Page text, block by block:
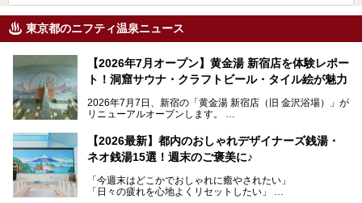
東京都のニフティ温泉ニュース
【2026年7月オープン】黄金湯 新宿店を体験レポー
ト！洞窟サウナ・クラフトビール・タイル絵が魅力
2026年7月7日、新宿の「黄金湯 新宿店（旧 金沢浴場）」が
リニューアルオープンします。
レトロでノスタルジックなタイル絵はそのまま、昔からここ
を知る地元の人にも、新しく足を運んでくれる人にも愛され
る、今の時代の"銭湯"として生まれ変わりました。洞窟のよ
ビアバーなど、新しく登場したスポットも併せて紹介しま
す。充実した設備があるのに、基本の入浴料が銭湯価格の5
【2026最新】都内のおしゃれデザイナーズ銭湯・
ネオ銭湯15選！週末のご褒美に♪
「今週末はどこかでおしゃれに癒やされたい」
「日々の疲れを心地よくリセットしたい」